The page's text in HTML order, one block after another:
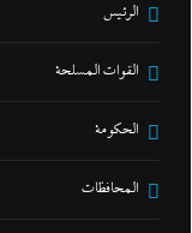
الرئيس
القوات المسلحة
الحكومة
المحافظات